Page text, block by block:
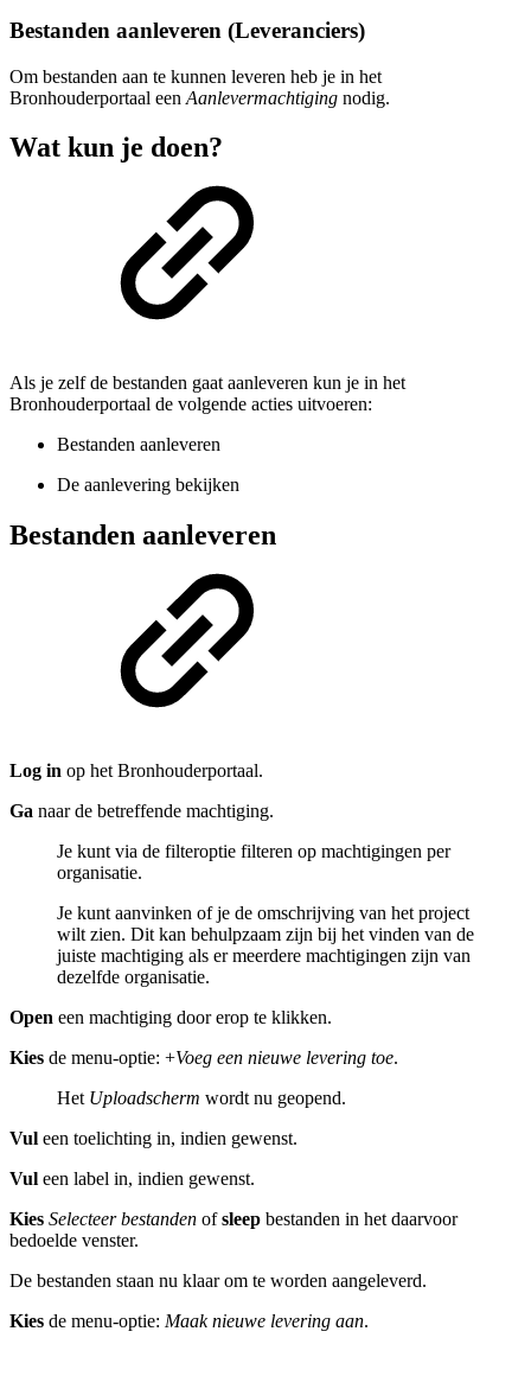
Bestanden aanleveren (Leveranciers)
Om bestanden aan te kunnen leveren heb je in het
Bronhouderportaal een Aanlevermachtiging nodig.
Wat kun je doen?
Als je zelf de bestanden gaat aanleveren kun je in het
Bronhouderportaal de volgende acties uitvoeren:
Bestanden aanleveren
De aanlevering bekijken
Bestanden aanleveren
Log in op het Bronhouderportaal.
Ga naar de betreffende machtiging.
Je kunt via de filteroptie filteren op machtigingen per
organisatie.
Je kunt aanvinken of je de omschrijving van het project
wilt zien. Dit kan behulpzaam zijn bij het vinden van de
juiste machtiging als er meerdere machtigingen zijn van
dezelfde organisatie.
Open een machtiging door erop te klikken.
Kies de menu-optie: +Voeg een nieuwe levering toe.
Het Uploadscherm wordt nu geopend.
Vul een toelichting in, indien gewenst.
Vul een label in, indien gewenst.
Kies Selecteer bestanden ofsleep bestanden in het daarvoor
bedoelde venster.
De bestanden staan nu klaar om te worden aangeleverd.
Kies de menu-optie: Maak nieuwe levering aan.